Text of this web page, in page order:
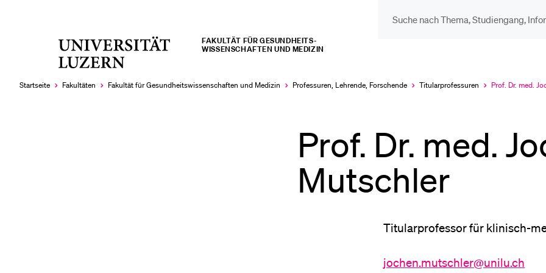
Universität
FAKULTÄT FÜR GESUNDHEITS­­
WISSENSCHAFTEN UND MEDIZIN
Startseite Fakultäten Fakultät für Gesundheits­­wissenschaften und Medizin Professuren, Lehrende, Forschende Titularprofessuren
Aktuell
Prof. Dr. med.
Prof. Dr. med.
Mutschler
Titularprofessor für klinisch-
jochen.mutschler@unilu.ch
LETZTE SUCHEN
DIE UNI FÜR…
Schulklassen und
Studien­interessierte